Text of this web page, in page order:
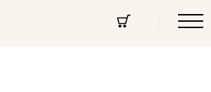
Community